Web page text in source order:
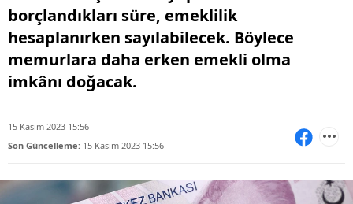
borçlandıkları süre, emeklilik
hesaplanırken sayılabilecek. Böylece
memurlara daha erken emekli olma
imkânı doğacak.
15 Kasım 2023 15:56
Son Güncelleme: 15 Kasım 2023 15:56